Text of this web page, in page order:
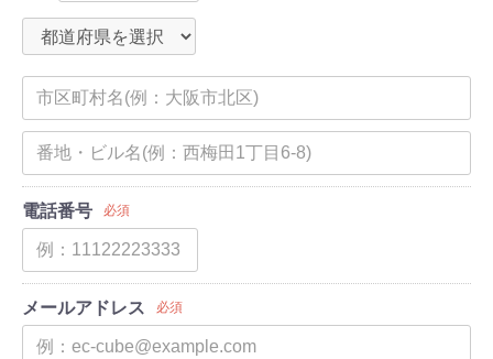
電話番号 必須
メールアドレス 必須